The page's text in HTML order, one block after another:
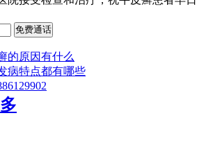
的原因有什么
病特点都有哪些